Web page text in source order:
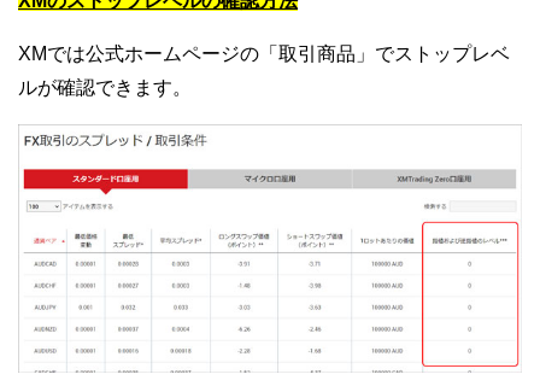
XMでは公式ホームページの「取引商品」でストップレベ
ルが確認できます。